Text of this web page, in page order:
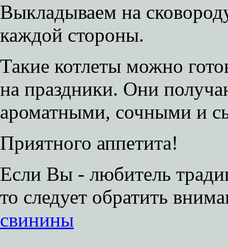
Выкладываем на
каждой стороны.
Такие котлеты можно
на праздники. Они
ароматными, сочными и
Приятного аппетита!
Если Вы - любитель
то следует обратить
свинины